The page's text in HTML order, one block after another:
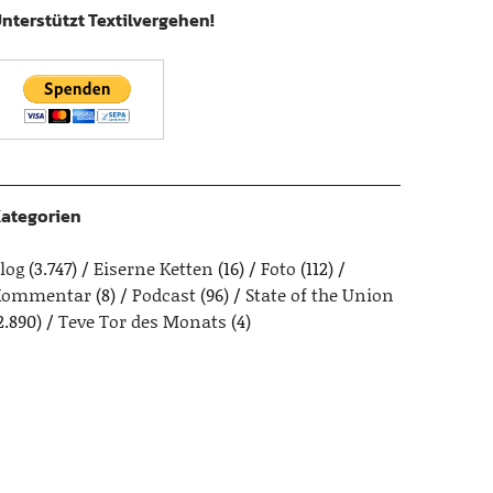
Textilvergehen!
(3.747) Eiserne Ketten (16) Foto (112)
(8) Podcast(96)
State of the Union
Teve Tor des Monats (4)